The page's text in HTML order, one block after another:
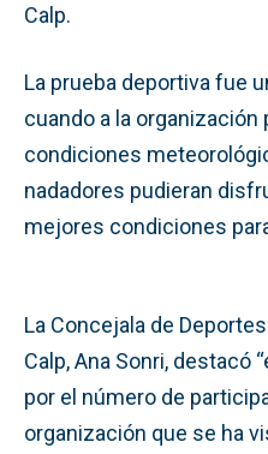
Calp.
La prueba deportiva fue
cuando a la organización
condiciones
nadadores pudieran
mejores condiciones
La Concejala de
Calp, Ana Sonri, destacó
por el número de
organización que se ha